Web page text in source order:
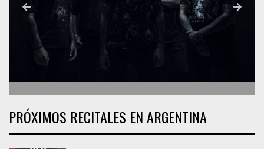
PRÓXIMOS RECITALES EN ARGENTINA